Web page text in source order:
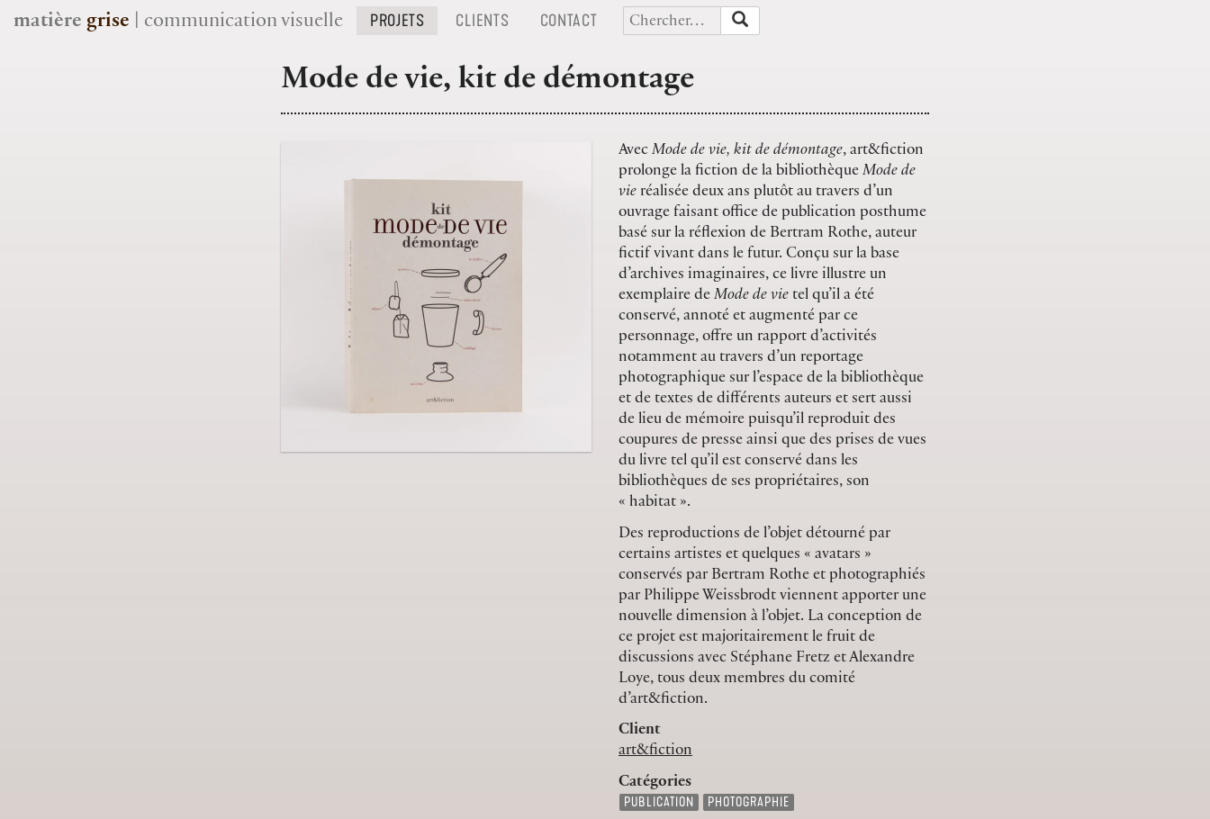
matière grise | communication visuelle PROJETS(CURRENT)
CLIENTS (CURRENT)
CONTACT(CURRENT)
Mode de vie, kit de démontage
Avec Mode de vie, kit de démontage, art&fiction
prolonge la fiction de la bibliothèque Mode de
vie réalisée deux ans plutôt au travers d’un
ouvrage faisant office de publication posthume
basé sur la réflexion de Bertram Rothe, auteur
fictif vivant dans le futur. Conçu sur la base
d’archives imaginaires, ce livre illustre un
exemplaire de Mode de vie tel qu’il a été
conservé, annoté et augmenté par ce
personnage, offre un rapport d’activités
notamment au travers d’un reportage
photographique sur l’espace de la bibliothèque
et de textes de différents auteurs et sert aussi
de lieu de mémoire puisqu’il reproduit des
coupures de presse ainsi que des prises de vues
du livre tel qu’il est conservé dans les
bibliothèques de ses propriétaires, son
« habitat ».
Des reproductions de l’objet détourné par
certains artistes et quelques « avatars »
conservés par Bertram Rothe et photographiés
par Philippe Weissbrodt viennent apporter une
nouvelle dimension à l’objet. La conception de
ce projet est majoritairement le fruit de
discussions avec Stéphane Fretz et Alexandre
Loye, tous deux membres du comité
d’art&fiction.
Client
art&fiction
Catégories
PUBLICATION PHOTOGRAPHIE